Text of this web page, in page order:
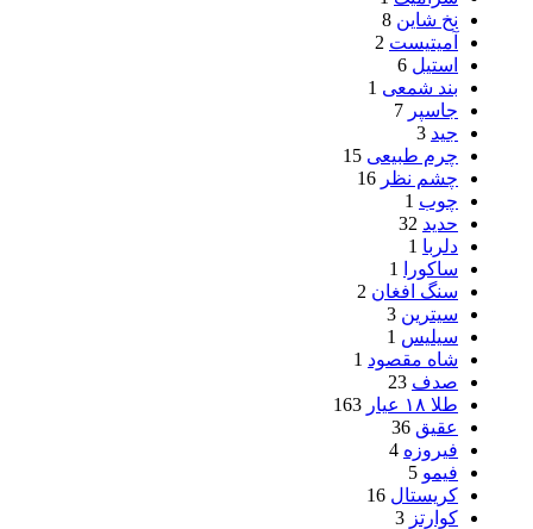
نخ شاین 8
آمیتیست 2
استیل 6
بند شمعی 1
جاسپر 7
جید 3
چرم طبیعی 15
چشم نظر 16
چوب 1
حدید 32
دلربا 1
ساکورا
1
سنگ افغان 2
سیترین 3
سیلیس 1
شاه مقصود 1
صدف 23
طلا ۱۸ عیار
163
عقیق 36
فیروزه 4
فیمو 5
کریستال 16
کوارتز 3